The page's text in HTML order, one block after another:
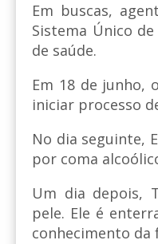
Em buscas,
Sistema Único
de saúde.
Em 18 de junho,
iniciar processo
No dia seguinte,
por coma
Um dia depois,
pele. Ele é
conhecimento da